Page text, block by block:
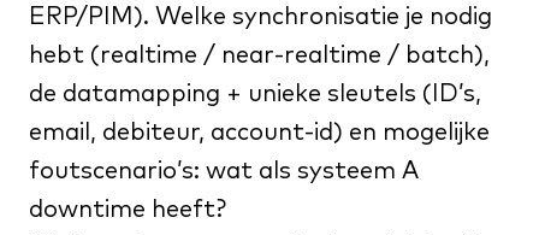
ERP/PIM). Welke synchronisatie je nodig
hebt (realtime / near-realtime / batch),
de datamapping + unieke sleutels (ID’s,
email, debiteur, account-id) en mogelijke
foutscenario’s: wat als systeem A
downtime heeft?